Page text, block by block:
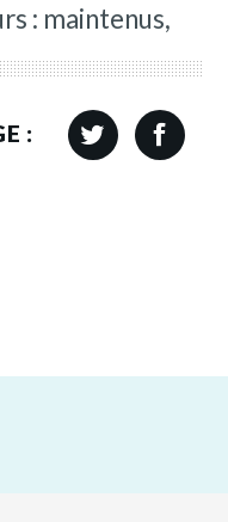
: maintenus,
: